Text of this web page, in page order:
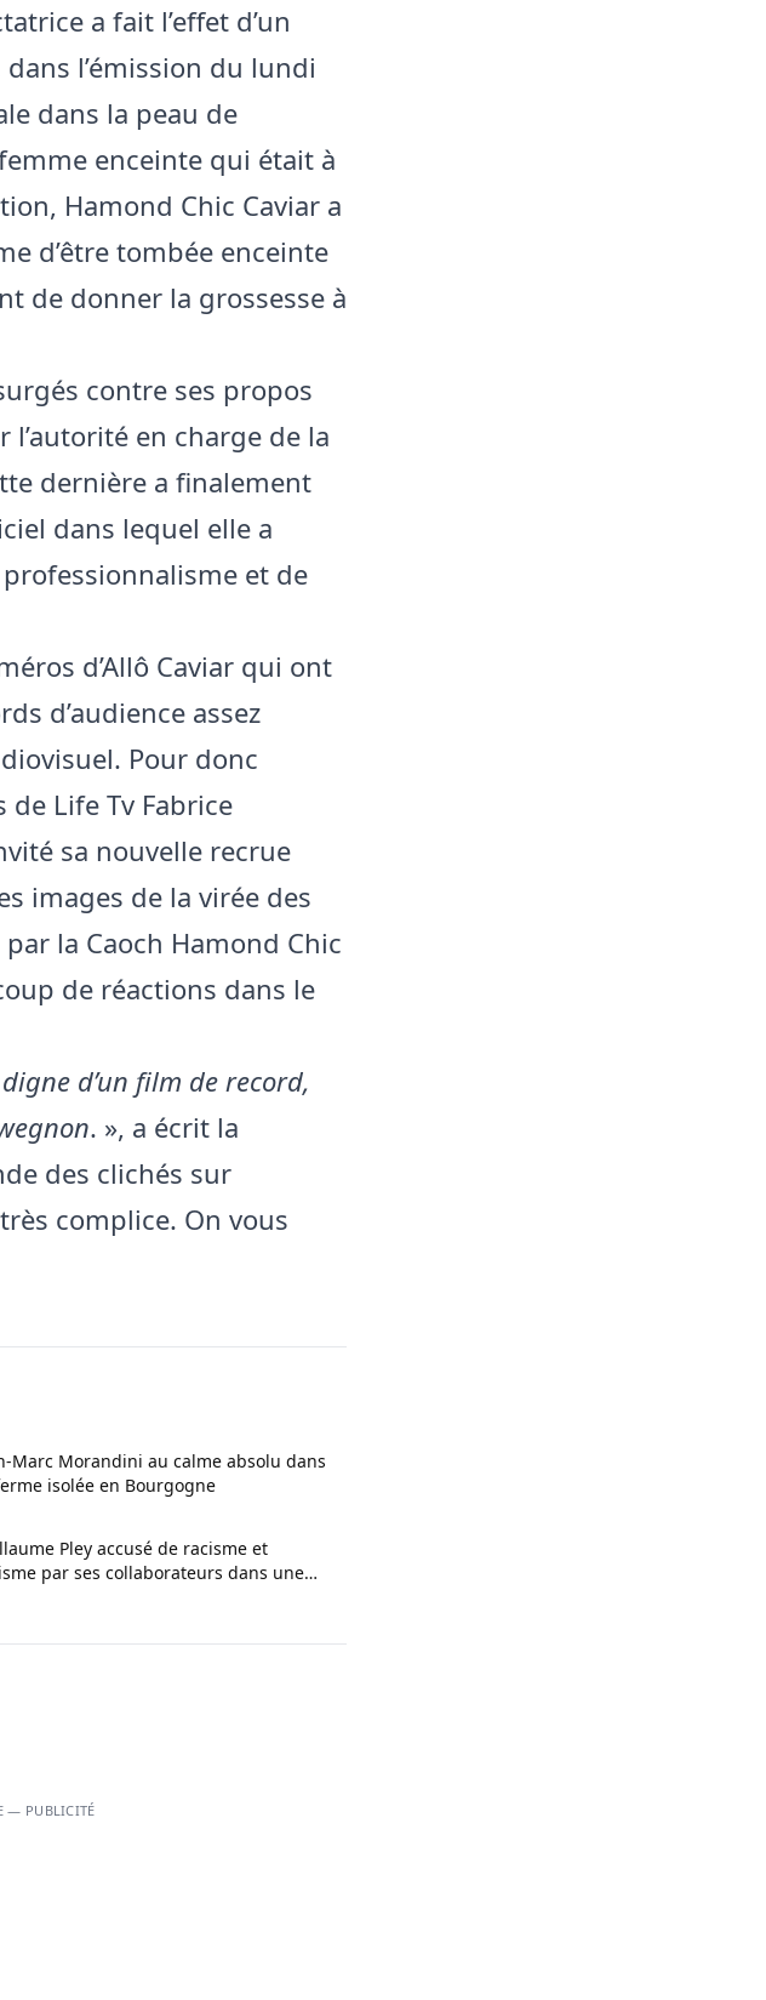
a fait l’effet d’un
l’émission du lundi
dans la peau de
enceinte qui était à
Hamond Chic Caviar a
d’être tombée enceinte
de donner la grossesse à
contre ses propos
l’autorité en charge de la
dernière a finalement
dans lequel elle a
et de
d’Allô Caviar qui ont
d’audience assez
Pour donc
Life Tv Fabrice
sa nouvelle recrue
images de la virée des
la Caoch Hamond Chic
de réactions dans le
d’un film de record,
. », a écrit la
des clichés sur
complice. On vous
Marc Morandini au calme absolu dans
isolée en Bourgogne
Pley accusé de racisme et
par ses collaborateurs dans une
— PUBLICITÉ